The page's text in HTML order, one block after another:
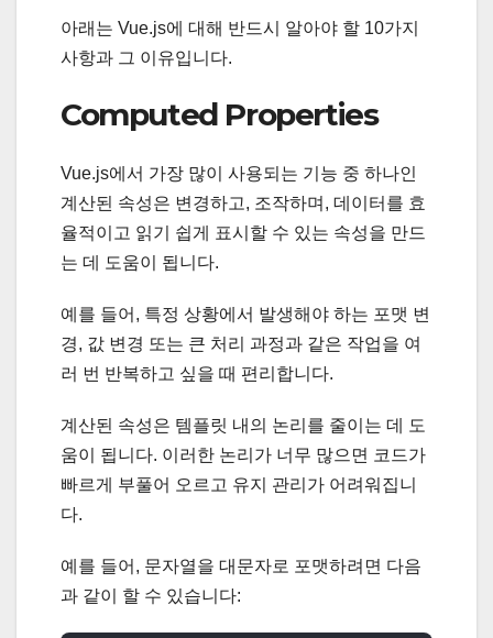
아래는 Vue.js에 대해 반드시 알아야 할 10가지
사항과 그 이유입니다.
Computed Properties
Vue.js에서 가장 많이 사용되는 기능 중 하나인
계산된 속성은 변경하고, 조작하며, 데이터를 효
율적이고 읽기 쉽게 표시할 수 있는 속성을 만드
는 데 도움이 됩니다.
예를 들어, 특정 상황에서 발생해야 하는 포맷 변
경, 값 변경 또는 큰 처리 과정과 같은 작업을 여
러 번 반복하고 싶을 때 편리합니다.
계산된 속성은 템플릿 내의 논리를 줄이는 데 도
움이 됩니다. 이러한 논리가 너무 많으면 코드가
빠르게 부풀어 오르고 유지 관리가 어려워집니
다.
예를 들어, 문자열을 대문자로 포맷하려면 다음
과 같이 할 수 있습니다: